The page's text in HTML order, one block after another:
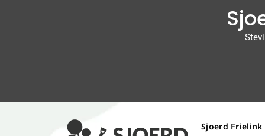
Sjoerd